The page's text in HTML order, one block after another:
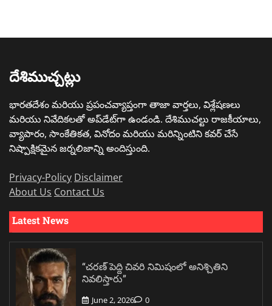
దేశిముచ్చట్లు
భారతదేశం మరియు ప్రపంచవ్యాప్తంగా తాజా వార్తలు, విశ్లేషణలు
మరియు నివేదికలతో అప్‌డేట్‌గా ఉండండి. దేశిముచల్టు రాజకీయాలు,
వ్యాపారం, సాంకేతికత, వినోదం మరియు మరిన్నింటిని కవర్ చేసే
నిష్పాక్షికమైన జర్నలిజాన్ని అందిస్తుంది.
Privacy-Policy Disclaimer
About Us Contact Us
Latest News
“చరణ్ పెద్ది చివరి నిమిషంలో అనిశ్చితిని
నివలిస్తారు”
June 2, 2026 0